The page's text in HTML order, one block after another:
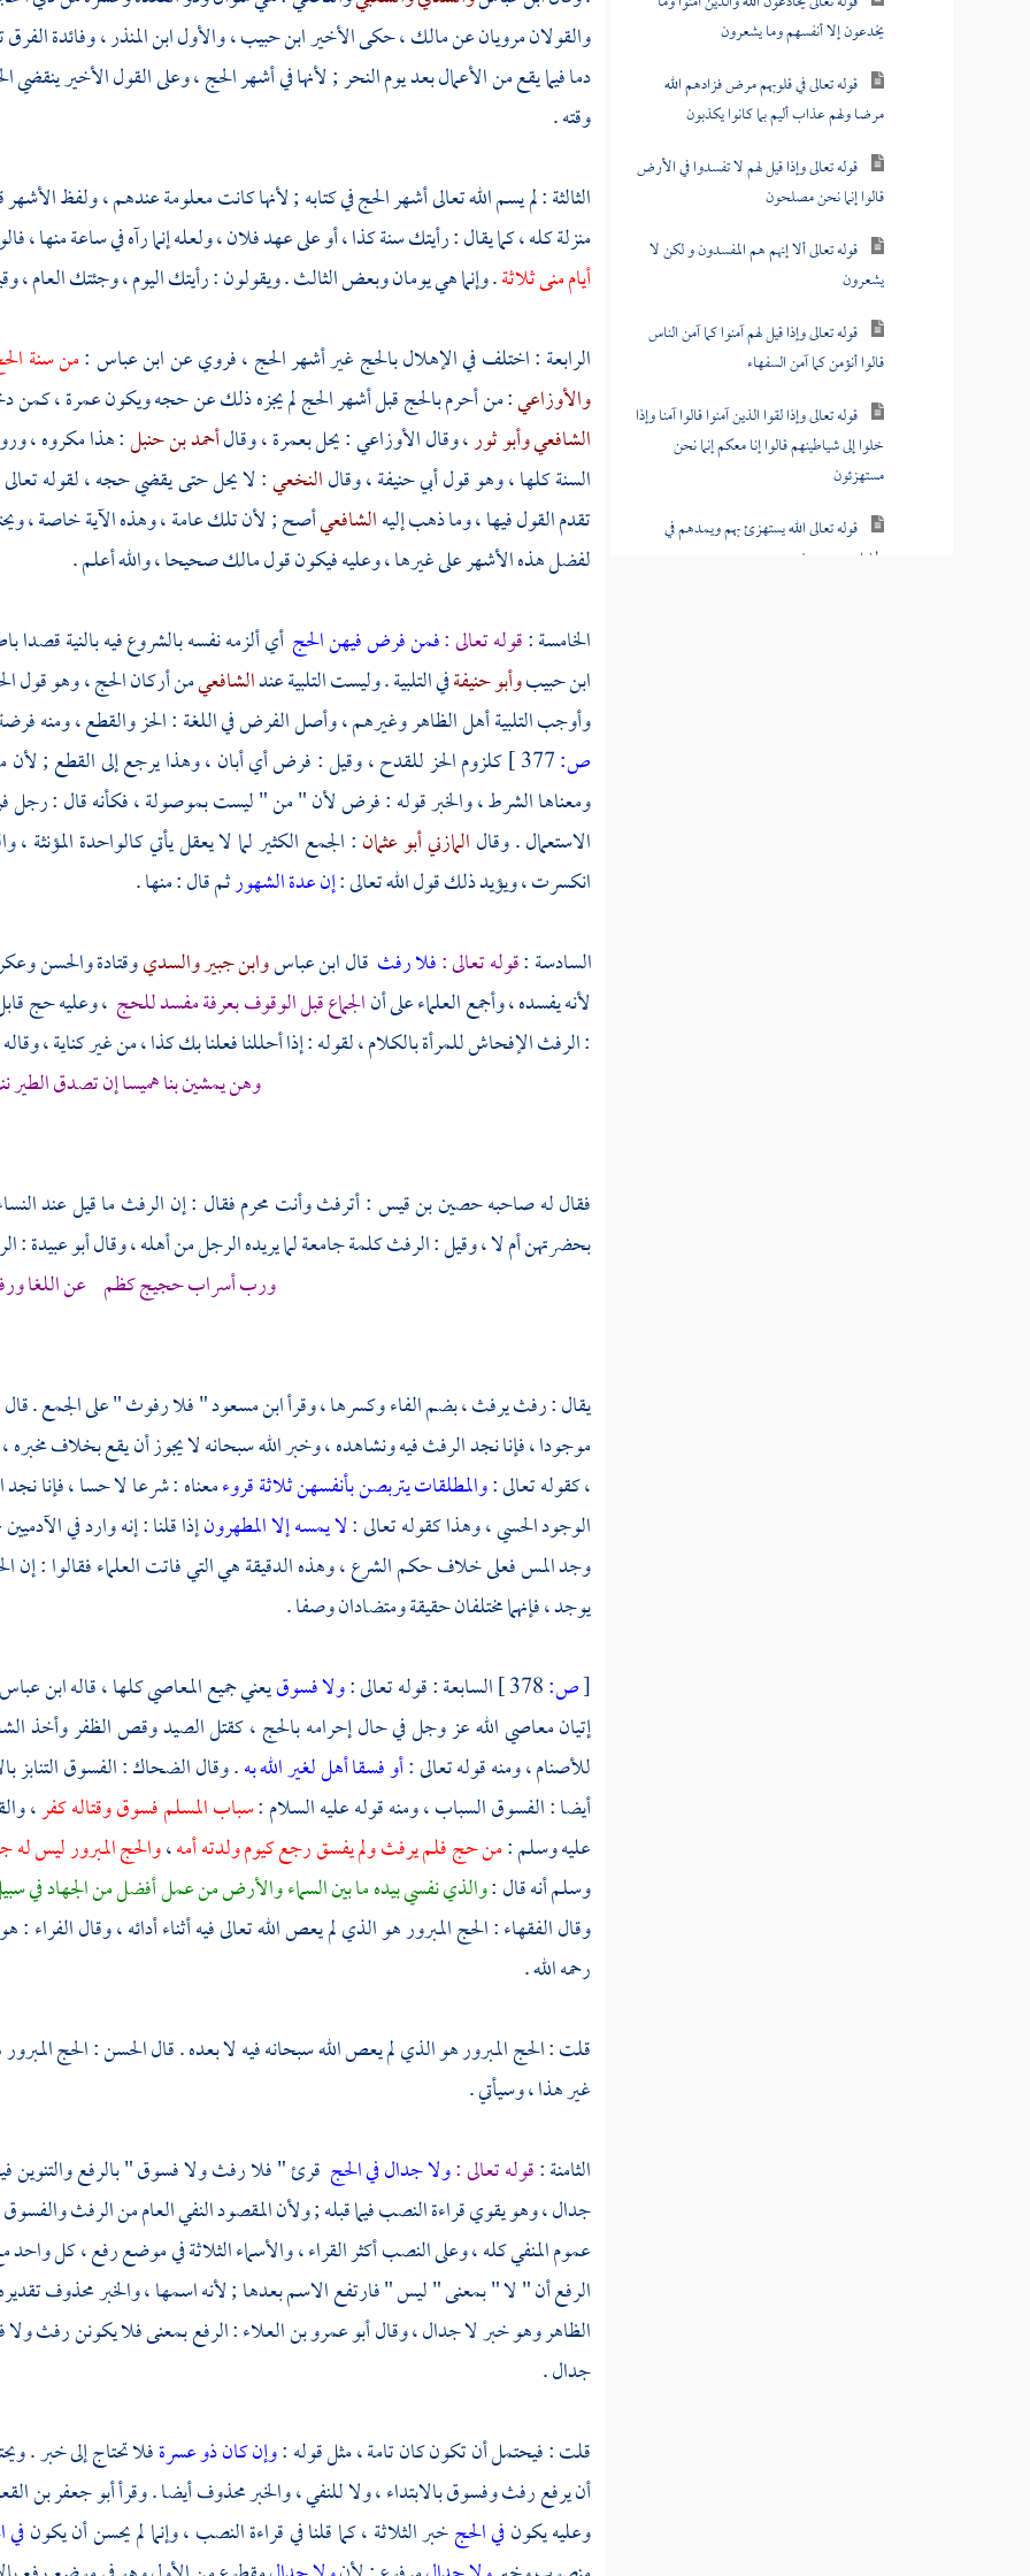
يخدعون إلا أنفسهم وما يشعرون
قوله تعالى في قلوبهم مرض فزادهم الله
مرضا ولهم عذاب أليم بما كانوا يكذبون
قوله تعالى وإذا قيل لهم لا تفسدوا في الأرض
قالوا إنما نحن مصلحون
قوله تعالى ألا إنهم هم المفسدون و لكن لا
يشعرون
قوله تعالى وإذا قيل لهم آمنوا كما آمن الناس
قالوا أنؤمن كما آمن السفهاء
قوله تعالى وإذا لقوا الذين آمنوا قالوا آمنا وإذا
خلوا إلى شياطينهم قالوا إنا معكم إنما نحن
مستهزئون
قوله تعالى الله يستهزئ بهم ويمدهم في
طغيانهم يعمهون
والقولان مرويان عنمالك، حكى الأخيرابن حبيب، والأولابن المنذر، وفائدة
دما فيما يقع من الأعمال بعد يوم النحر ; لأنها في أشهر الحج ، وعلى القول الأخير
وقته .
الثالثة : لم يسم الله تعالى أشهر الحج في كتابه ; لأنها كانت معلومة عندهم ، ولفظ
منزلة كله ، كما يقال : رأيتك سنة كذا ، أو على عهد فلان ، ولعله إنما رآه في ساعة منها
أياممنىثلاثة. وإنما هي يومان وبعض الثالث . ويقولون : رأيتك اليوم ، وجئتك العام ،
الرابعة : اختلف في الإهلال بالحج غير أشهر الحج ، فروي عنابن عباس:من سنة
والأوزاعي: من أحرم بالحج قبل أشهر الحج لم يجزه ذلك عن حجه ويكون عمرة ، كمن
الشافعيوأبو ثور، وقالالأوزاعي: يحل بعمرة ، وقالأحمد بن حنبل: هذا مكروه ،
السنة كلها ، وهو قولأبي حنيفة، وقالالنخعي: لا يحل حتى يقضي حجه ، لقوله
تقدم القول فيها ، وما ذهب إليهالشافعيأصح ; لأن تلك عامة ، وهذه الآية خاصة ،
لفضل هذه الأشهر على غيرها ، وعليه فيكون قولمالكصحيحا ، والله أعلم .
الخامسة :قوله تعالى :فمن فرض فيهن الحج أي ألزمه نفسه بالشروع فيه بالنية قصدا
ابن حبيبوأبو حنيفةفي التلبية . وليست التلبية عندالشافعيمن أركان الحج ، وهو قول
وأوجب التلبيةأهل الظاهروغيرهم ، وأصل الفرض في اللغة : الحز والقطع ، ومنه
ص:
كلزوم الحز للقدح ، وقيل : فرض أي أبان ، وهذا يرجع إلى القطع ; لأن
ومعناها الشرط ، والخبر قوله : فرض لأن " من " ليست بموصولة ، فكأنه قال : رجل
الاستعمال . وقالالمازني أبو عثمان: الجمع الكثير لما لا يعقل يأتي كالواحدة
انكسرت ، ويؤيد ذلك قول الله تعالى :إن عدة الشهورثم قال : منها .
السادسة :قوله تعالى :فلا رفث قالابن عباسوابن جبيروالسديوقتادةوالحسن
لأنه يفسده ، وأجمع العلماء على أنالجماع قبل الوقوفبعرفةمفسد للحج ، وعليه حج
: الرفث الإفحاش للمرأة بالكلام ، لقوله : إذا أحللنا فعلنا بك كذا ، من غير كناية ، وقاله
وهن يمشين بنا هميسا إن تصدق الطير
فقال له صاحبهحصين بن قيس: أترفث وأنت محرم فقال : إن الرفث ما قيل عند
بحضرتهن أم لا ، وقيل : الرفث كلمة جامعة لما يريده الرجل من أهله ، وقالأبو عبيدة:
ورب أسراب حجيج كظم عن اللغا
يقال : رفث يرفث ، بضم الفاء وكسرها ، وقرأابن مسعود" فلا رفوث " على الجمع . قال
موجودا ، فإنا نجد الرفث فيه ونشاهده ، وخبر الله سبحانه لا يجوز أن يقع بخلاف
، كقوله تعالى :والمطلقات يتربصن بأنفسهن ثلاثة قروءمعناه : شرعا لا حسا ، فإنا نجد
الوجود الحسي ، وهذا كقوله تعالى :لا يمسه إلا المطهرونإذا قلنا : إنه وارد في
وجد المس فعلى خلاف حكم الشرع ، وهذه الدقيقة هي التي فاتت العلماء فقالوا :
يوجد ، فإنهما مختلفان حقيقة ومتضادان وصفا .
[ص: السابعة : قوله تعالى :ولا فسوقيعني جميع المعاصي كلها ، قالهابن
إتيان معاصي الله عز وجل في حال إحرامه بالحج ، كقتل الصيد وقص الظفر وأخذ
للأصنام ، ومنه قوله تعالى :أو فسقا أهل لغير الله به. وقالالضحاك: الفسوق التنابز
أيضا : الفسوق السباب ، ومنه قوله عليه السلام :سباب المسلم فسوق وقتاله كفر،
عليه وسلم :من حج فلم يرفث ولم يفسق رجع كيوم ولدته أمه،والحج المبرور ليس له
وسلم أنه قال :والذي نفسي بيده ما بين السماء والأرض من عمل أفضل من الجهاد في
وقال الفقهاء : الحج المبرور هو الذي لم يعص الله تعالى فيه أثناء أدائه ، وقالالفراء:
رحمه الله .
قلت : الحج المبرور هو الذي لم يعص الله سبحانه فيه لا بعده . قالالحسن: الحج
غير هذا ، وسيأتي .
الثامنة :قوله تعالى :ولا جدال في الحج قرئ " فلا رفث ولا فسوق " بالرفع والتنوين
جدال ، وهو يقوي قراءة النصب فيما قبله ; ولأن المقصود النفي العام من الرفث
عموم المنفي كله ، وعلى النصب أكثر القراء ، والأسماء الثلاثة في موضع رفع ، كل
الرفع أن " لا " بمعنى " ليس " فارتفع الاسم بعدها ; لأنه اسمها ، والخبر محذوف
الظاهر وهو خبر لا جدال ، وقالأبو عمرو بن العلاء: الرفع بمعنى فلا يكونن رفث
جدال .
قلت : فيحتمل أن تكون كان تامة ، مثل قوله :وإن كان ذو عسرةفلا تحتاج إلى خبر .
أن يرفع رفث وفسوق بالابتداء ، ولا للنفي ، والخبر محذوف أيضا . وقرأأبو جعفر بن
وعليه يكونفي الحجخبر الثلاثة ، كما قلنا في قراءة النصب ، وإنما لم يحسن أن يكون